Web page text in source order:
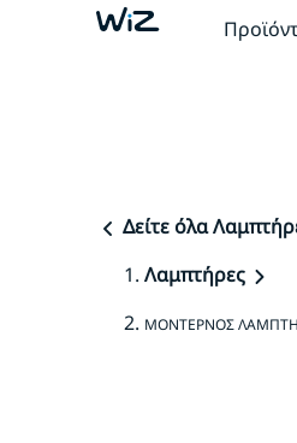
Δείτε όλα
Λαμπτήρες
ΜΟΝΤΕΡΝΟΣ